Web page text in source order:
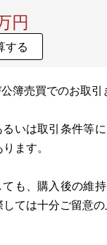
円
する
簿売買でのお取引
いは取引条件等
ます。
も、購入後の維
しては十分ご留意